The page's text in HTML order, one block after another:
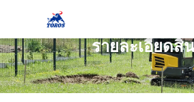
รายละเอียดสิ